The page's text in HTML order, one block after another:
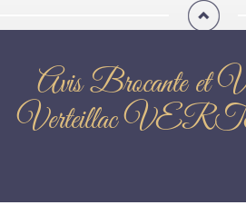
Avis Brocante et
Verteillac